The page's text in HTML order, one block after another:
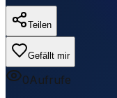
Teilen
Gefällt mir
0Aufrufe